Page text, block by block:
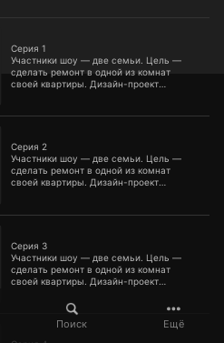
Поиск Ещё
Серия 1
Участники шоу — две семьи. Цель —
сделать ремонт в одной из комнат
своей квартиры. Дизайн-проект
Условия равны: сходный метраж,
всего неделя.
Серия 2
Участники шоу — две семьи. Цель —
сделать ремонт в одной из комнат
своей квартиры. Дизайн-проект
Условия равны: сходный метраж,
всего неделя.
Серия 3
Участники шоу — две семьи. Цель —
сделать ремонт в одной из комнат
своей квартиры. Дизайн-проект
полностью лежит на плечах участников.
Условия равны: сходный метраж,
одинаковый бюджет и, конечно, срок —
всего неделя.